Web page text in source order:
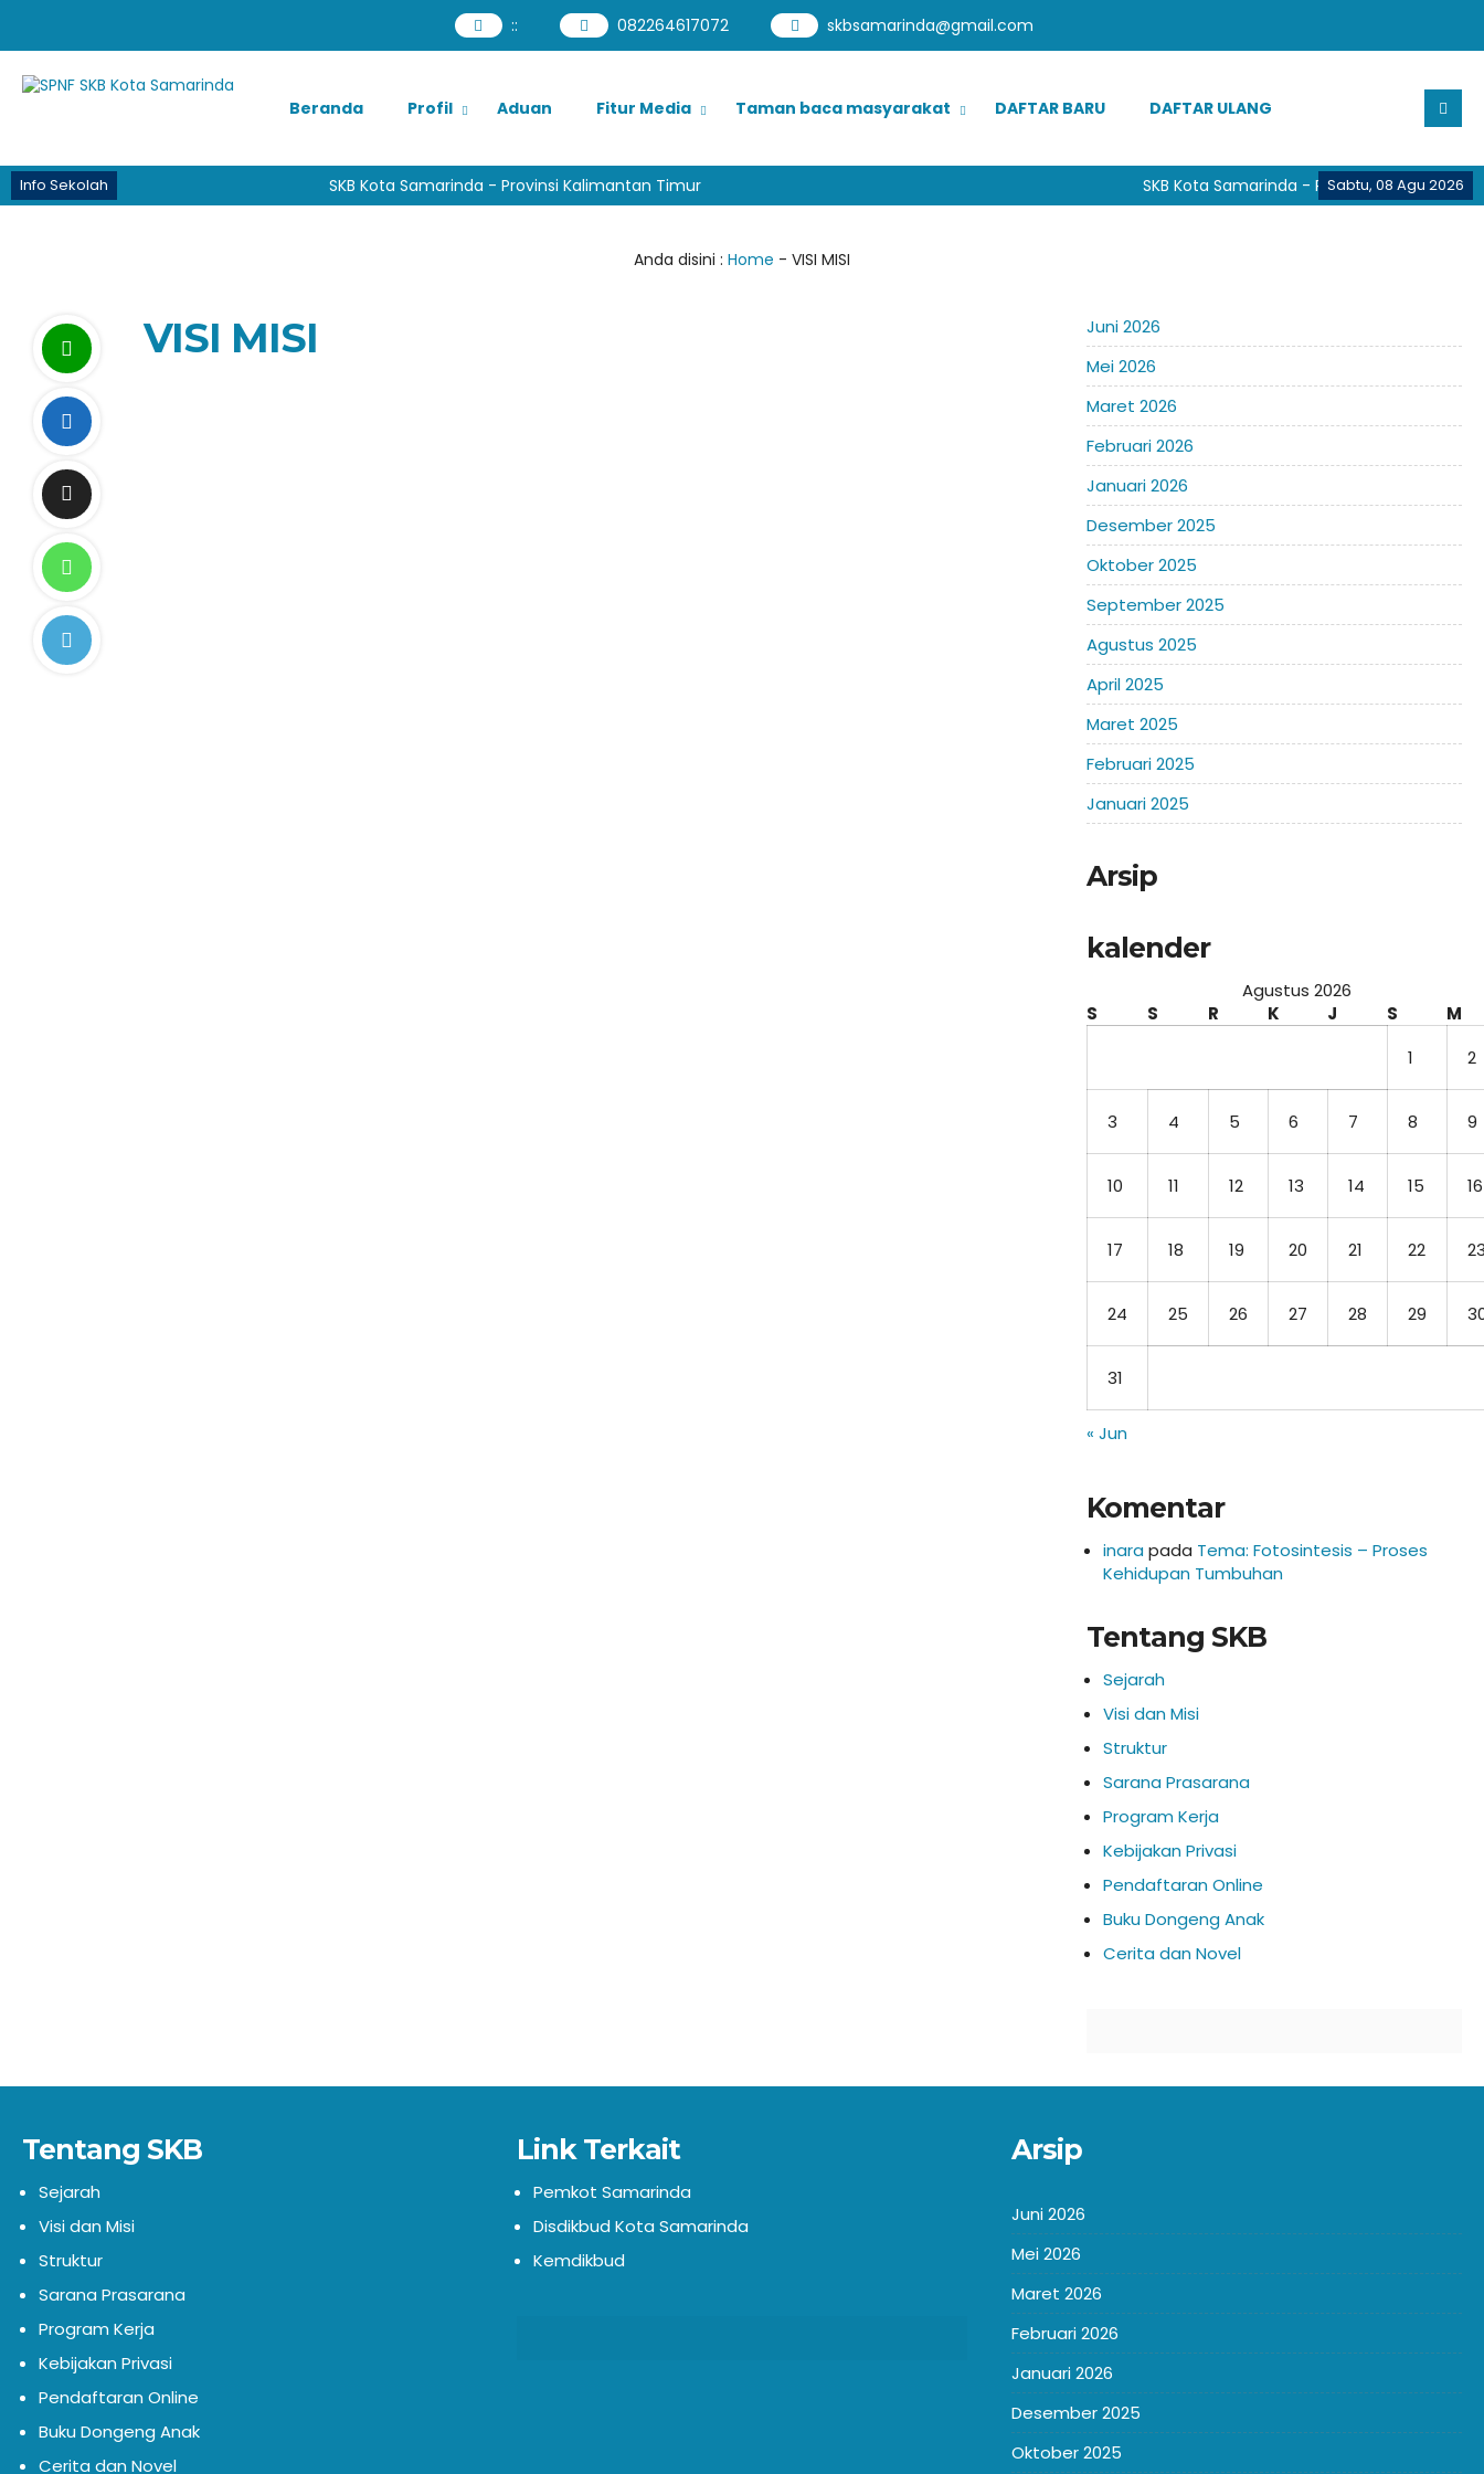
:: 082264617072 skbsamarinda@gmail.com
Beranda Profil Aduan Fitur Media Taman baca masyarakat DAFTAR BARU DAFTAR ULANG
Info Sekolah Sabtu, 08 Agu 2026
SKB Kota Samarinda - Provinsi Kalimantan
SKB Kota Samarinda - Provinsi Kalimantan Timur
Anda disini : Home - VISI MISI
VISI MISI
Juni 2026
Mei 2026
Maret 2026
Februari 2026
Januari 2026
Desember 2025
Oktober 2025
September 2025
Agustus 2025
April 2025
Maret 2025
Februari 2025
Januari 2025
Arsip
kalender
Agustus 2026
S
S R K J S
M
1
2
3 4 5 6 7 8 9
10 11 12 13 14 15 16
17 18 19 20 21 22
24 25 26 27 28 29
31
« Jun
Komentar
inara pada Tema: Fotosintesis – Proses
Kehidupan Tumbuhan
Tentang SKB
Sejarah
Visi dan Misi
Struktur
Sarana Prasarana
Program Kerja
Kebijakan Privasi
Pendaftaran Online
Buku Dongeng Anak
Cerita dan Novel
Tentang SKB
Sejarah
Visi dan Misi
Struktur
Sarana Prasarana
Program Kerja
Kebijakan Privasi
Pendaftaran Online
Buku Dongeng Anak
Cerita dan Novel
Link Terkait
Pemkot Samarinda
Disdikbud Kota Samarinda
Kemdikbud
Arsip
Juni 2026
Mei 2026
Maret 2026
Februari 2026
Januari 2026
Desember 2025
Oktober 2025